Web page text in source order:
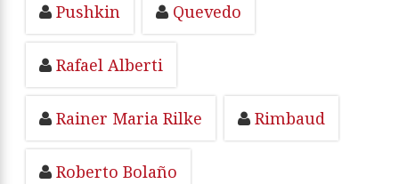
Pushkin Quevedo
Rafael Alberti
Rainer Maria Rilke Rimbaud
Roberto Bolaño